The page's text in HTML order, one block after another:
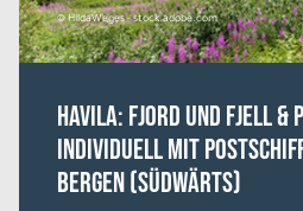
© HildaWeges - stock.adobe.com
HAVILA: Fjord und Fjell
individuell mit
Bergen (südwärts)